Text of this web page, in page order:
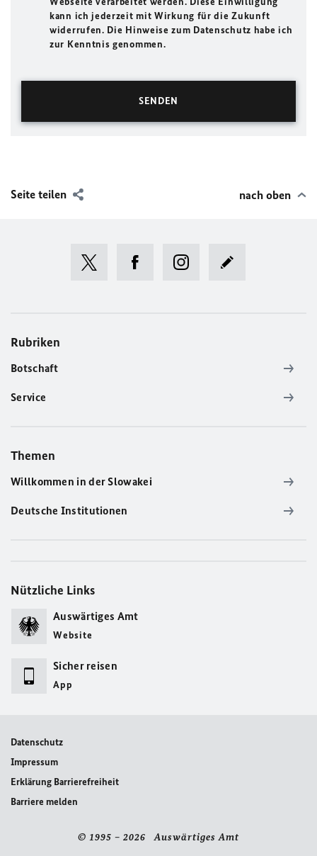
kann ich jederzeit mit Wirkung für die Zukunft
widerrufen. Die Hinweise zum Datenschutz habe ich
zur Kenntnis genommen.
Seite teilen nach oben
Rubriken
Botschaft
Service
Themen
Willkommen in der Slowakei
Deutsche Institutionen
Nützliche Links
Auswärtiges Amt
Website
Sicher reisen
App
Datenschutz
Impressum
Erklärung Barrierefreiheit
Barriere melden
© 1995 – 2026 Auswärtiges Amt